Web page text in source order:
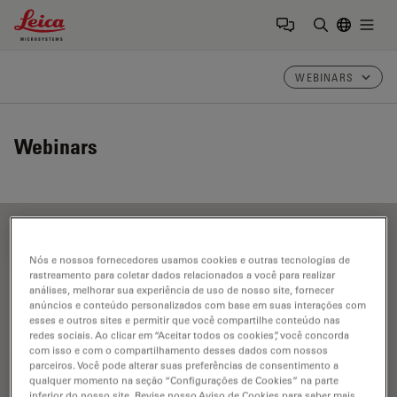
Leica Microsystems Logo
WEBINARS
Webinars
Análise de cortes transversais para componentes
eletrônicos
Nós e nossos fornecedores usamos cookies e outras tecnologias de
rastreamento para coletar dados relacionados a você para realizar
análises, melhorar sua experiência de uso de nosso site, fornecer
anúncios e conteúdo personalizados com base em suas interações com
esses e outros sites e permitir que você compartilhe conteúdo nas
redes sociais. Ao clicar em “Aceitar todos os cookies”, você concorda
com isso e com o compartilhamento desses dados com nossos
parceiros. Você pode alterar suas preferências de consentimento a
qualquer momento na seção “Configurações de Cookies” na parte